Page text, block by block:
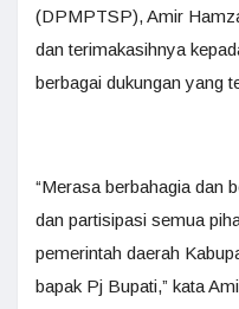
(DPMPTSP), Amir
dan terimakasihnya
berbagai dukungan yang
“Merasa berbahagia dan
dan partisipasi semua
pemerintah daerah
bapak Pj Bupati,” kata